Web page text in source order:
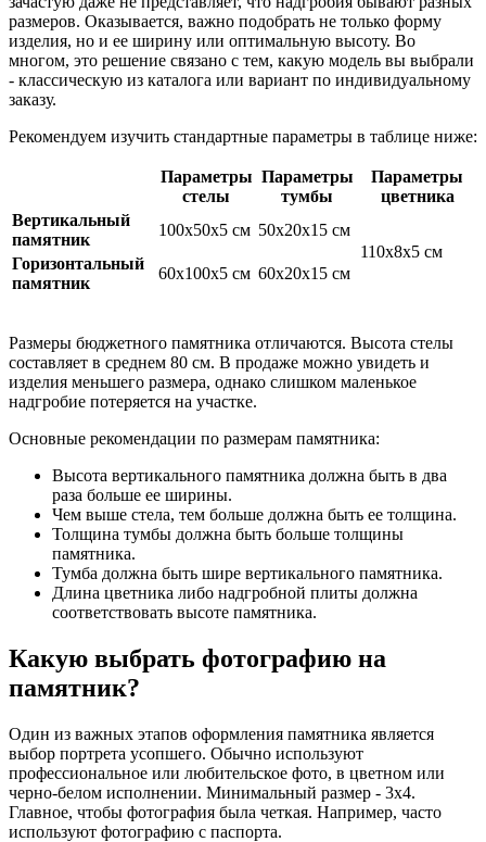
размеров. Оказывается, важно подобрать не только форму
изделия, но и ее ширину или оптимальную высоту. Во
многом, это решение связано с тем, какую модель вы выбрали
- классическую из каталога или вариант по индивидуальному
заказу.
Рекомендуем изучить стандартные параметры в таблице ниже:
Параметры
стелы
Параметры
тумбы
Параметры
цветника
Вертикальный
памятник
100х50х5 см 50х20х15 см
110х8х5 см
Горизонтальный
памятник
60х100х5 см 60х20х15 см
Размеры бюджетного памятника отличаются. Высота стелы
составляет в среднем 80 см. В продаже можно увидеть и
изделия меньшего размера, однако слишком маленькое
надгробие потеряется на участке.
Основные рекомендации по размерам памятника:
Высота вертикального памятника должна быть в два
раза больше ее ширины.
Чем выше стела, тем больше должна быть ее толщина.
Толщина тумбы должна быть больше толщины
памятника.
Тумба должна быть шире вертикального памятника.
Длина цветника либо надгробной плиты должна
соответствовать высоте памятника.
Какую выбрать фотографию на
памятник?
Один из важных этапов оформления памятника является
выбор портрета усопшего. Обычно используют
профессиональное или любительское фото, в цветном или
черно-белом исполнении. Минимальный размер - 3х4.
Главное, чтобы фотография была четкая. Например, часто
используют фотографию с паспорта.